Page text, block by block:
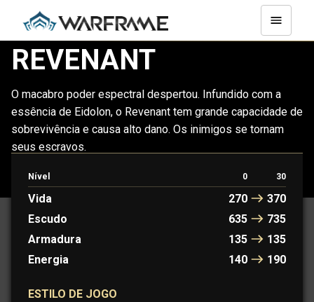
REVENANT
O macabro poder espectral despertou. Infundido com a
essência de Eidolon, o Revenant tem grande capacidade de
sobrevivência e causa alto dano. Os inimigos se tornam
seus escravos.
REVENANT PRIME
Nível 0 30
Vida 270
370
Escudo
635
735
Armadura
135
135
Energia
140 190
ESTILO DE JOGO